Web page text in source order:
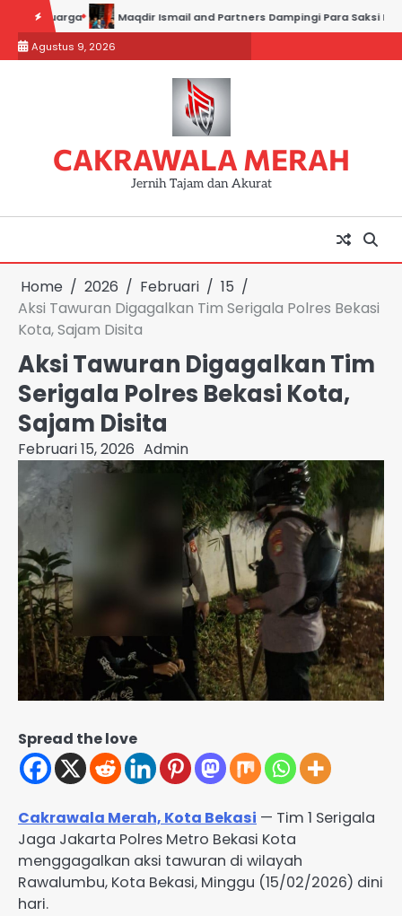
content
Maqdir Ismail and Partners Dampingi Para Saksi Hadiri
Agustus 9, 2026
CAKRAWALA MERAH
Jernih Tajam dan Akurat
Home 2026 Februari
15
Aksi Tawuran Digagalkan Tim Serigala Polres Bekasi
Kota, Sajam Disita
Aksi Tawuran Digagalkan Tim
Serigala Polres Bekasi Kota,
Sajam Disita
Februari 15, 2026 Admin
Spread the love
Cakrawala Merah, Kota Bekasi — Tim 1 Serigala
Jaga Jakarta Polres Metro Bekasi Kota
menggagalkan aksi tawuran di wilayah
Rawalumbu, Kota Bekasi, Minggu (15/02/2026) dini
hari.